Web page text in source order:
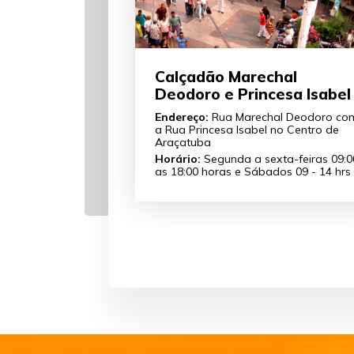
Calçadão Marechal
Deodoro e Princesa Isabel
Endereço: Rua Marechal Deodoro
a Rua Princesa Isabel no Centro de
Araçatuba
Horário: Segunda a sexta-feiras
as 18:00 horas e Sábados 09 - 14 hrs